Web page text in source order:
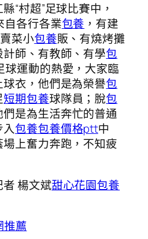
“村超”足球比賽中，
自各行各業包養 ，有建
菜小包養販、有燒烤攤
師、有教師、有學包
球運動的熱愛，大家臨
衣，他們是為榮譽包
短期包養球隊員；脫包
們是為生活奔忙的普通
入包養包養價格ptt中
上奮力奔跑，不知疲
者 楊文斌甜心花園包養
推薦